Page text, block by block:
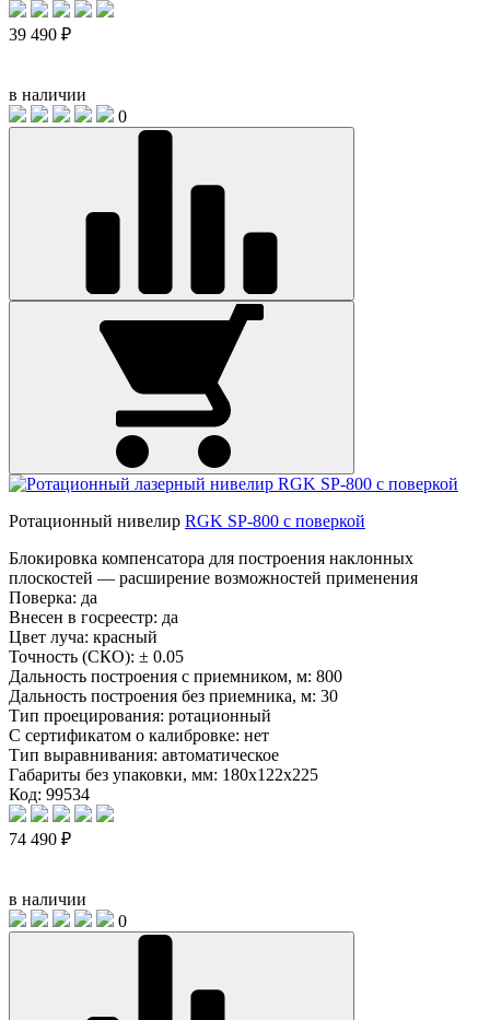
39 490 ₽
в наличии
0
Ротационный нивелир RGK SP-800 с поверкой
Блокировка компенсатора для построения наклонных
плоскостей — расширение возможностей применения
Поверка: да
Внесен в госреестр: да
Цвет луча: красный
Точность (СКО): ± 0.05
Дальность построения с приемником, м: 800
Дальность построения без приемника, м: 30
Тип проецирования: ротационный
С сертификатом о калибровке: нет
Тип выравнивания: автоматическое
Габариты без упаковки, мм: 180x122x225
Код: 99534
74 490 ₽
в наличии
0